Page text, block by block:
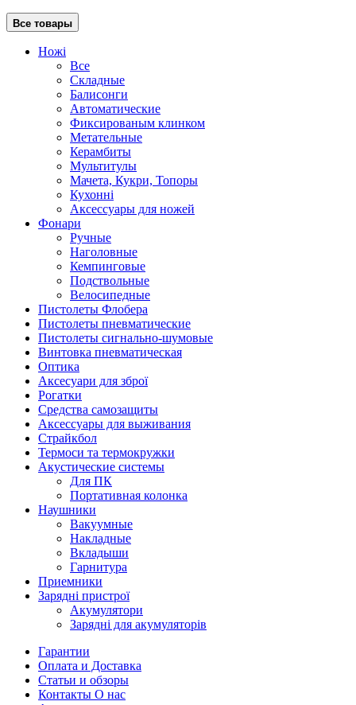
Все товары
Ножі
Все
Складные
Балисонги
Автоматические
Фиксированым клинком
Метательные
Керамбиты
Мультитулы
Мачета, Кукри, Топоры
Кухонні
Аксессуары для ножей
Фонари
Ручные
Наголовные
Кемпинговые
Подствольные
Велосипедные
Пистолеты Флобера
Пистолеты пневматические
Пистолеты сигнально-шумовые
Винтовка пневматическая
Оптика
Аксесуари для зброї
Рогатки
Средства самозащиты
Аксессуары для выживания
Страйкбол
Термоси та термокружки
Акустические системы
Для ПК
Портативная колонка
Наушники
Вакуумные
Накладные
Вкладыши
Гарнитура
Приемники
Зарядні пристрої
Акумулятори
Зарядні для акумуляторів
Гарантии
Оплата и Доставка
Статьи и обзоры
Контакты О нас